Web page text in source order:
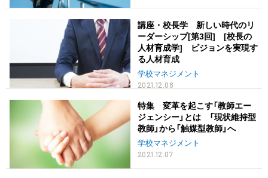
講座・校長学 新しい時代のリ
ーダーシップ[第3回] [校長の
人材育成学] ビジョンを実現す
る人材育成
学校マネジメント
2021.12.08
特集 変革を起こす「教師エー
ジェンシー」とは 「現状維持型
教師」から「触媒型教師」へ
学校マネジメント
2021.12.07